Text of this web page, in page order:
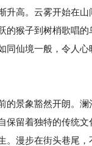
高。云雾开始在
猴子到树梢歌唱
仙境一般，令人心
景象豁然开朗。澜
留着独特的传统
漫步在街头巷尾